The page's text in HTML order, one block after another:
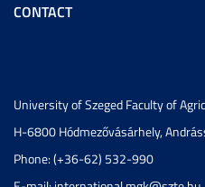
CONTACT
University of Szeged Faculty of
H-6800 Hódmezővásárhely,
Phone: (+36-62) 532-990